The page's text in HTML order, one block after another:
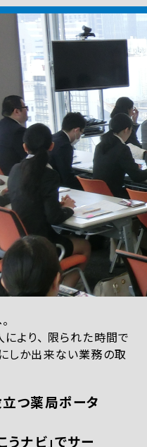
より、 限られた時間で
しか出来ない業務の取
つ薬局ポータ
ナビ」でサー